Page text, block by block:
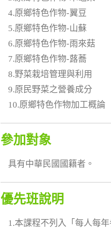
4.原鄉特色作物-翼豆
5.原鄉特色作物-山蘇
6.原鄉特色作物-雨來菇
7.原鄉特色作物-蕗蕎
8.野菜栽培管理與利用
9.原民野菜之營養成分
10.原鄉特色作物加工概論
參加對象
具有中華民國國籍者。
優先班說明
1.本課程不列入「每人每